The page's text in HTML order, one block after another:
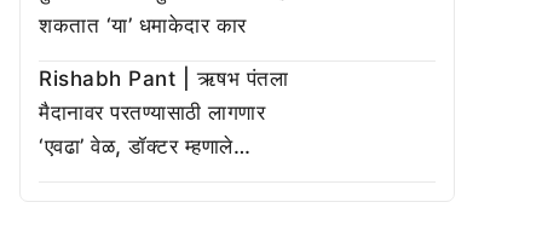
शकतात ‘या’ धमाकेदार कार
Rishabh Pant | ऋषभ पंतला
मैदानावर परतण्यासाठी लागणार
‘एवढा’ वेळ, डॉक्टर म्हणाले…